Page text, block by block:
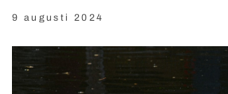
9 augusti 2024